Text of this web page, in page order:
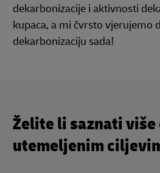
dekarbonizacije i aktivnosti
kupaca, a mi čvrsto vjerujemo
dekarbonizaciju sada!
Želite li saznati više
utemeljenim